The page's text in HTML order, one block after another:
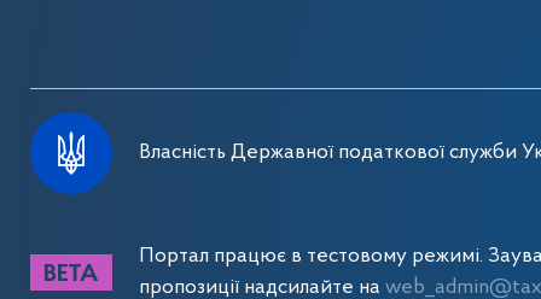
Власність Державної податкової служби
Портал працює в тестовому режимі.
пропозиції надсилайте на